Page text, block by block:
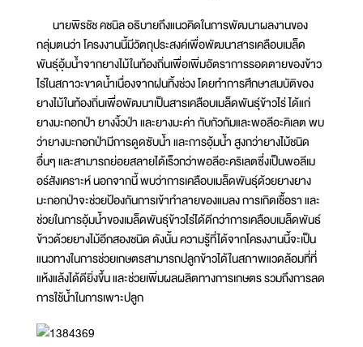
นายพิรชัช คชนิล อธิบายถึงแนวคิดในการพัฒนาผลงานของ
กลุ่มตนว่า โครงงานนี้มีวัตถุประสงค์เพื่อพัฒนาสารเคลือบเมล็ด
พันธุ์อุ้มน้ำจากยางไม้ในท้องถิ่นเพื่อเพิ่มอัตราการรอดตายของข้าว
ไร่ในสภาวะขาดน้ำเนื่องจากฝนทิ้งช่วง โดยทำการศึกษาสมบัติของ
ยางไม้ในท้องถิ่นเพื่อพัฒนาเป็นสารเคลือบเมล็ดพันธุ์ข้าวไร่ ได้แก่
ยางมะกอกป่า ยางงิ้วป่า และยางมะค่า กับกัวกัมและพอลีอะคิเลต พบ
ว่ายางมะกอกป่ามีการดูดซับน้ำ และการอุ้มน้ำ สูงกว่ายางไม้ชนิด
อื่นๆ และสามารถย่อยสลายได้เร็วกว่าพอลีอะคริเลตซึ่งเป็นพอลีเม
อร์สังเคราะห์ นอกจากนี้ พบว่าการเคลือบเมล็ดพันธุ์ด้วยยางยาง
มะกอกป่าจะช่วยป้องกันการเข้าทำลายของแมลง การเกิดเชื้อรา และ
ช่วยในการอุ้มน้ำของเมล็ดพันธุ์ข้าวไร่ได้ดีกว่าการเคลือบเมล็ดพันธ์
ข้าวด้วยยางไม้อีกสองชนิด ดังนั้น ความรู้ที่ได้จากโครงงานนี้จะเป็น
แนวทางในการช่วยเกษตรสามารถปลูกข้าวได้ในสภาพแวดล้อมที่ที่
แห้งแล้งได้ดียิ่งขึ้น และช่วยเพิ่มผลผลิตทางการเกษตร รวมถึงการลด
การใช้น้ำในการเพาะปลูก